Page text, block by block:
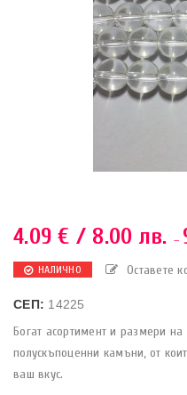
4.09€ / 8.00 лв. –
НАЛИЧНО Оставете
СЕП: 14225
Богат асортимент и размери на
полускъпоценни камъни, от
ваш вкус.